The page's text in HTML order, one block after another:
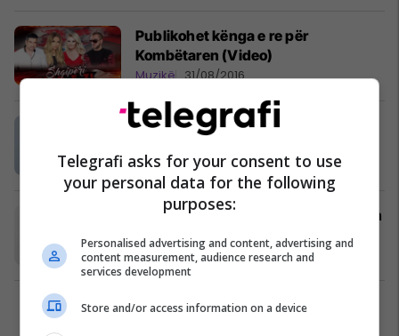
Publikohet kënga e re për
Kombëtaren (Video)
Muzikë 31/08/2016
Vjollca Haxhiu paralajmëron klipin e
Muzikë 16/04/2016
Shkaku frikës, Shqipri Kelmendi bën
show gjatë fluturimit (Video)
Yjet 15/03/2016
1
Telegrafi asks for your consent to use
your personal data for the following
purposes:
Personalised advertising and content, advertising and
content measurement, audience research and
services development
Store and/or access information on a device